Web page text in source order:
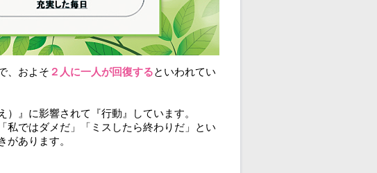
、およそ ２人に一人が回復するといわれてい
』に影響されて『行動』しています。
私ではダメだ」「ミスしたら終わりだ」とい
があります。